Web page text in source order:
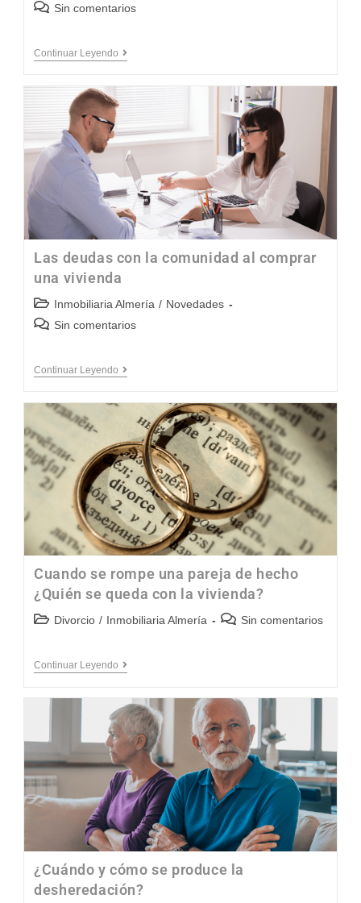
Sin comentarios
Continuar Leyendo
Las deudas con la comunidad al comprar
una vivienda
Inmobiliaria Almería / Novedades
Sin comentarios
Continuar Leyendo
Cuando se rompe una pareja de hecho
¿Quién se queda con la vivienda?
Divorcio / Inmobiliaria Almería Sin comentarios
Continuar Leyendo
¿Cuándo y cómo se produce la
desheredación?